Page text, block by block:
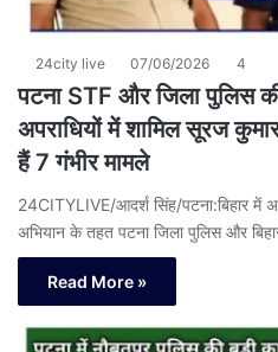
24city live 07/06/2026 4
पटना STF और जिला पुलिस
अपराधियों में शामिल सूरज
हैं 7 गंभीर मामले
24CITYLIVE/आदर्श सिंह/पटना:बिहार में
अभियान के तहत पटना जिला पुलिस और
Read More »